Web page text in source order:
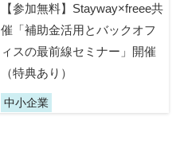
【参加無料】Stayway×freee共
催「補助金活用とバックオフ
ィスの最前線セミナー」開催
（特典あり）
中小企業